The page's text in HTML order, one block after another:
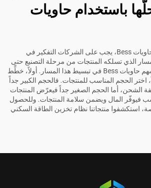
باستخدام حاويات
للاستفادة القصوى من حاويات Bess، يجب على الشركات التفكير في
الذي تسلكه المنتجات من مرحلة التصنيع حتى
وصولها إلى العميل. وتُسهم حاويات Bess في تبسيط هذا المسار. أولاً، خطِّط
اختر الحجم المناسب للمنتجات. فالحجم الكبير جداً
الشحن، أما الحجم الصغير جداً فيعرّض المنتجات
فيوفّر المال ويضمن سلامة المنتجات. وللحصول
استكشفوا منتجاتنا نظام تخزين الطاقة السكني